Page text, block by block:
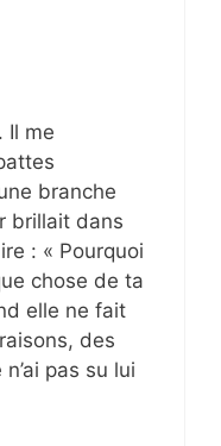
Il me
branche
brillait dans
: « Pourquoi
chose de ta
elle ne fait
des
pas su lui